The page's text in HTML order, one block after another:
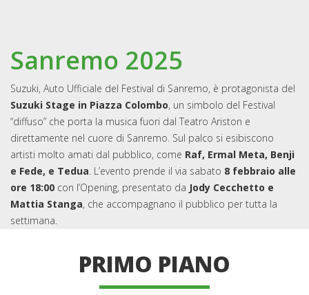
Sanremo 2025
Suzuki, Auto Ufficiale del Festival di Sanremo, è protagonista del
Suzuki Stage in Piazza Colombo, un simbolo del Festival
“diffuso” che porta la musica fuori dal Teatro Ariston e
direttamente nel cuore di Sanremo. Sul palco si esibiscono
artisti molto amati dal pubblico, come Raf, Ermal Meta, Benji
e Fede, e Tedua. L’evento prende il via sabato 8 febbraio alle
ore 18:00 con l’Opening, presentato da Jody Cecchetto e
Mattia Stanga, che accompagnano il pubblico per tutta la
settimana.
PRIMO PIANO